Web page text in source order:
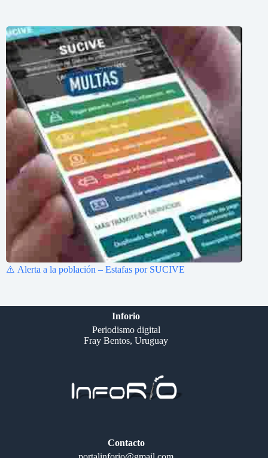
⚠️ Alerta a la población – Estafas por SUCIVE
Inforio
Periodismo digital
Fray Bentos, Uruguay
Contacto